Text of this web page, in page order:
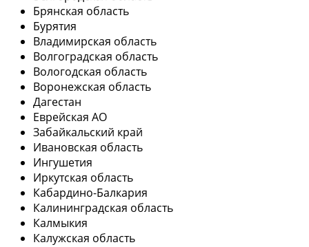
Брянская область
Бурятия
Владимирская область
Волгоградская область
Вологодская область
Воронежская область
Дагестан
Еврейская АО
Забайкальский край
Ивановская область
Ингушетия
Иркутская область
Кабардино-Балкария
Калининградская область
Калмыкия
Калужская область